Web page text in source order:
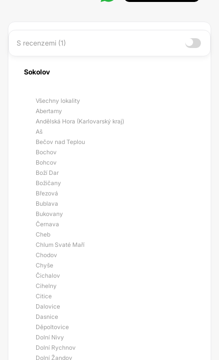
S recenzemi (1)
Sokolov
Všechny lokality
Abertamy
Andělská Hora (Karlovarský kraj)
Aš
Bečov nad Teplou
Bochov
Bohcov
Boží Dar
Božičany
Březová
Bublava
Bukovany
Černava
Cheb
Chlum Svaté Maří
Chodov
Chyše
Čichalov
Cihelny
Citice
Dalovice
Dasnice
Děpoltovice
Dolní Nivy
Dolní Rychnov
Dolní Žandov